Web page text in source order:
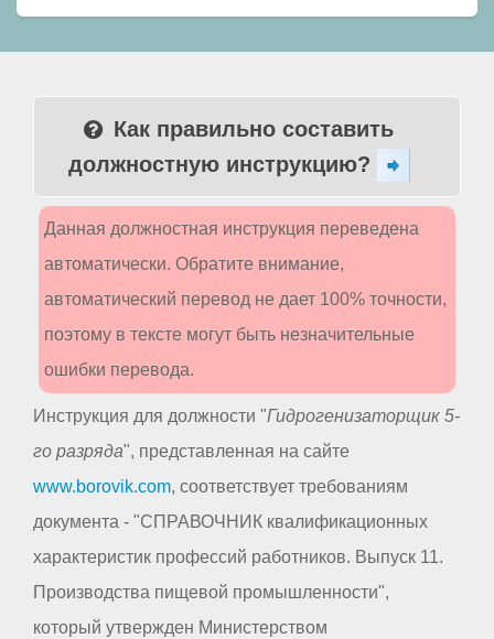
Как правильно составить
должностную инструкцию?
Данная должностная инструкция переведена
автоматически. Обратите внимание,
автоматический перевод не дает 100% точности,
поэтому в тексте могут быть незначительные
ошибки перевода.
Инструкция для должности "Гидрогенизаторщик 5-
го разряда", представленная на сайте
www.borovik.com, соответствует требованиям
документа - "СПРАВОЧНИК квалификационных
характеристик профессий работников. Выпуск 11.
Производства пищевой промышленности",
который утвержден Министерством